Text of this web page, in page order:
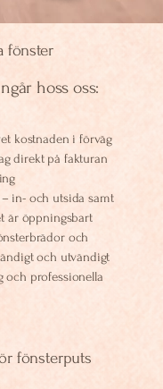
fönster
hoss oss:
kostnaden i förväg
direkt på fakturan
in- och utsida samt
är öppningsbart
och
och utvändigt
och professionella
fönsterputs